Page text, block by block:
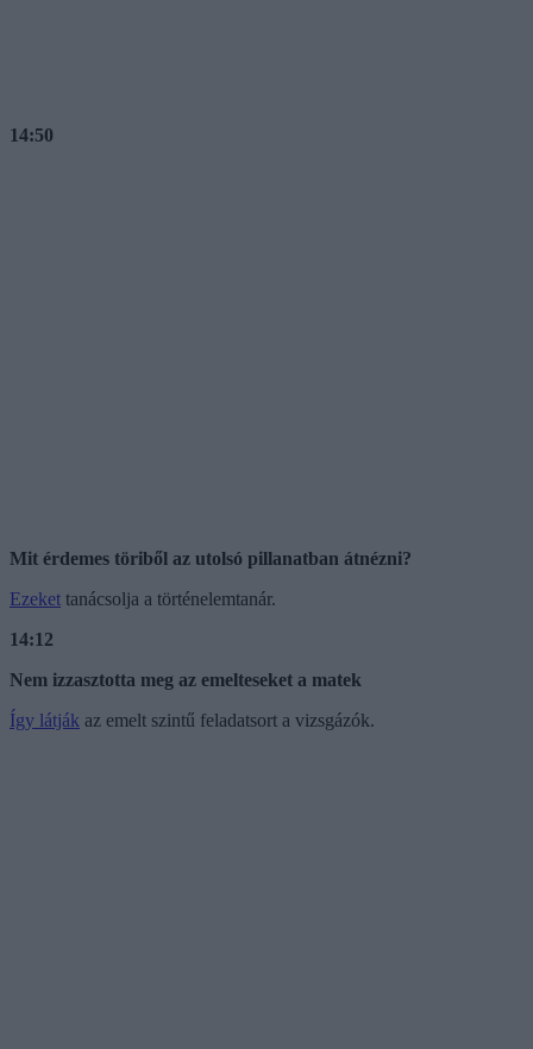
14:50
Mit érdemes töriből az utolsó pillanatban átnézni?
Ezeket tanácsolja a történelemtanár.
14:12
Nem izzasztotta meg az emelteseket a matek
Így látják az emelt szintű feladatsort a vizsgázók.